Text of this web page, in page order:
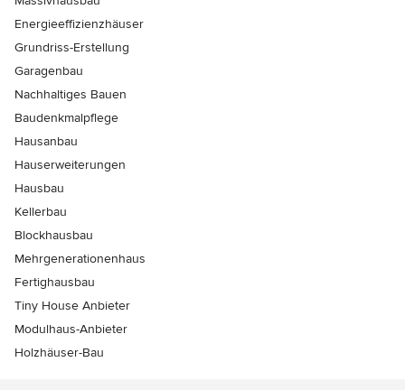
Energieeffizienzhäuser
Grundriss-Erstellung
Garagenbau
Nachhaltiges Bauen
Baudenkmalpflege
Hausanbau
Hauserweiterungen
Hausbau
Kellerbau
Blockhausbau
Mehrgenerationenhaus
Fertighausbau
Tiny House Anbieter
Modulhaus-Anbieter
Holzhäuser-Bau